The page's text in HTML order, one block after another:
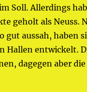
Soll. Allerdings
geholt als Neuss.
gut aussah, haben
Hallen entwickelt.
dagegen aber